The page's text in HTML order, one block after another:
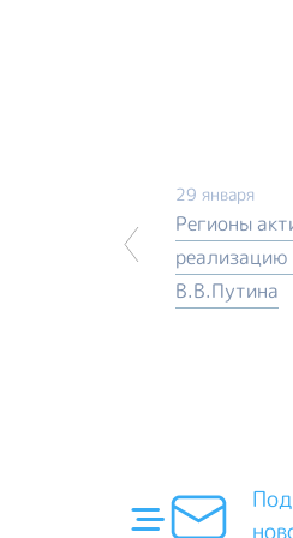
29 января
Регионы
реализацию
В.В.Путина